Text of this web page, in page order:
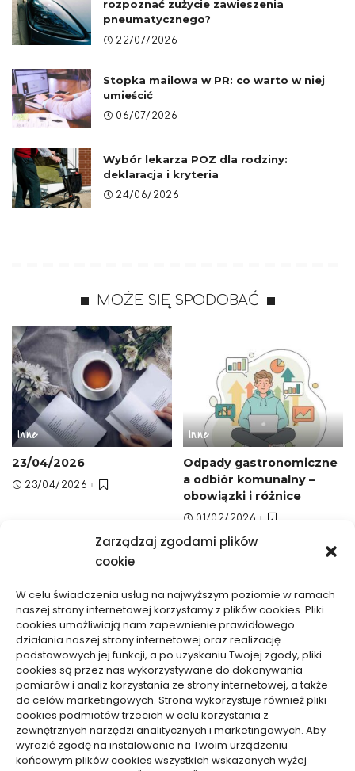
Zarządzaj zgodami plików
cookie
W celu świadczenia usług na najwyższym poziomie w ramach
naszej strony internetowej korzystamy z plików cookies. Pliki
cookies umożliwiają nam zapewnienie prawidłowego
działania naszej strony internetowej oraz realizację
podstawowych jej funkcji, a po uzyskaniu Twojej zgody, pliki
cookies są przez nas wykorzystywane do dokonywania
pomiarów i analiz korzystania ze strony internetowej, a także
do celów marketingowych. Strona wykorzystuje również pliki
cookies podmiotów trzecich w celu korzystania z
zewnętrznych narzędzi analitycznych i marketingowych. Aby
wyrazić zgodę na instalowanie na Twoim urządzeniu
końcowym plików cookies wszystkich wskazanych wyżej
rozpoznać zużycie zawieszenia
pneumatycznego?
22/07/2026
Stopka mailowa w PR: co warto w niej
umieścić
06/07/2026
Wybór lekarza POZ dla rodziny:
deklaracja i kryteria
24/06/2026
MOŻE SIĘ SPODOBAĆ
Inne
23/04/2026
23/04/2026
Inne
Odpady gastronomiczne
a odbiór komunalny –
obowiązki i różnice
01/02/2026
Inne
Jaki kod odpadu dla
czyściw zabrudzonych
olejem – klasyfikacja i
wybór
01/02/2026
Inne
Jakie emocje towarzyszą
odbieraniu znaków z
zaświatów – analiza